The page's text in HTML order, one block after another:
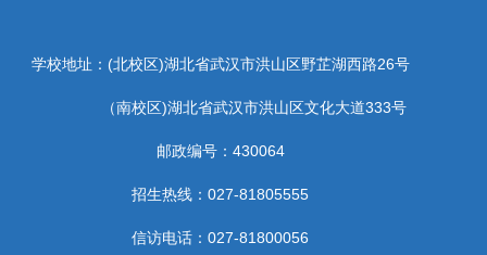
学校地址：(北校区)湖北省武汉市洪山区野芷湖西路26号
（南校区)湖北省武汉市洪山区文化大道333号
邮政编号：430064
招生热线：027-81805555
信访电话：027-81800056